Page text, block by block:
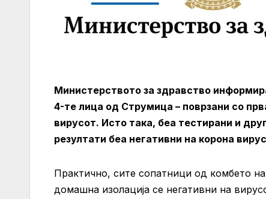
Министерството за здравство
4-те лица од Струмица – поврзани со
вирусот. Исто така, беа тестирани и
резултати беа негативни на корона
Практично, сите сопатници од комбето
домашна изолација се негативни на